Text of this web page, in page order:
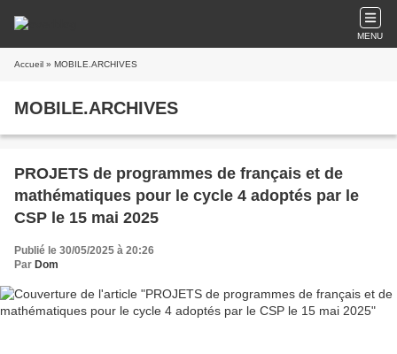
MENU
Accueil » MOBILE.ARCHIVES
MOBILE.ARCHIVES
PROJETS de programmes de français et de
mathématiques pour le cycle 4 adoptés par le
CSP le 15 mai 2025
Publié le 30/05/2025 à 20:26
Par Dom